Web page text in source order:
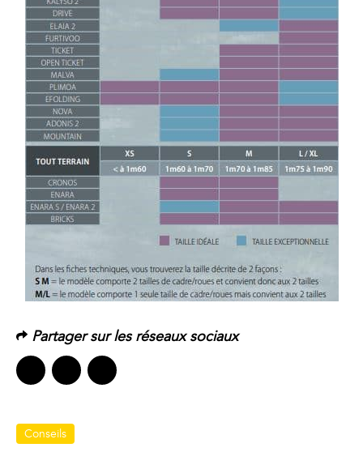
Partager sur les réseaux sociaux
Conseils